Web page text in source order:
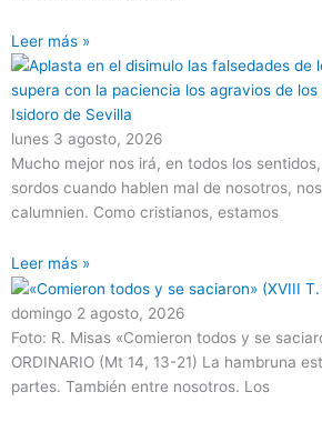
Leer más »
lunes 3 agosto, 2026
Mucho mejor nos irá, en todos los
sordos cuando hablen mal de nosotros,
calumnien. Como cristianos, estamos
Leer más »
domingo 2 agosto, 2026
Foto: R. Misas «Comieron todos y se
ORDINARIO (Mt 14, 13-21) La hambruna
partes. También entre nosotros. Los